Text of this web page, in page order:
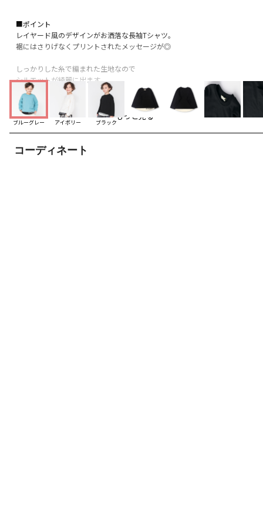
ブルーグレー アイボリー ブラック
コーディネート
■ポイント
レイヤード風のデザインがお洒落な長袖Tシャツ。
裾にはさりげなくプリントされたメッセージが◎
しっかりした糸で編まれた生地なので
シルエットが綺麗に出ます。
風合いも柔らかいから
お子さまの日常着にぴったりです。
■素材
本体部分「綿100％」使用。
もっと見る